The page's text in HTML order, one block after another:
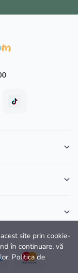
site prin cookie-
în continuare, vă
Politica de